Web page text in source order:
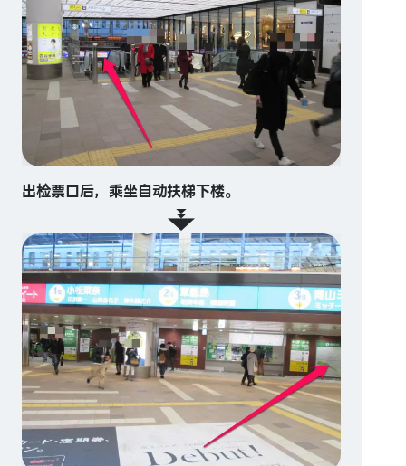
出检票口后，乘坐自动扶梯下楼。